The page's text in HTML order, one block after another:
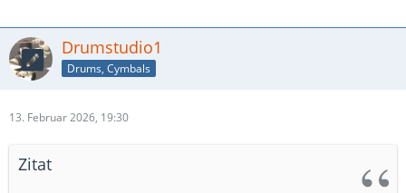
Drumstudio1
Drums, Cymbals
13. Februar 2026, 19:30
Zitat